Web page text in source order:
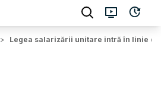
> Legea salarizării unitare intră în linie